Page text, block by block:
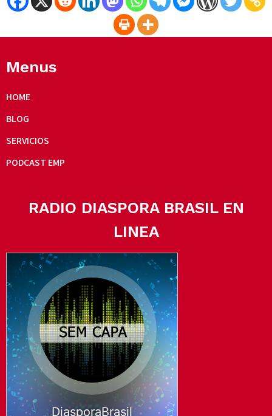
Menus
HOME
BLOG
SERVICIOS
PODCAST EMP
RADIO DIASPORA BRASIL EN
LINEA